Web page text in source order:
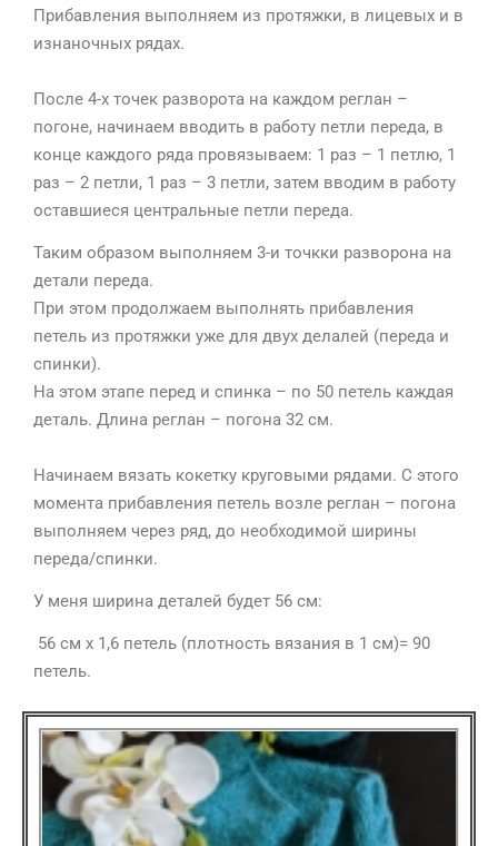
Прибавления выполняем из протяжки, в лицевых и в
изнаночных рядах.
После 4-х точек разворота на каждом реглан –
погоне, начинаем вводить в работу петли переда, в
конце каждого ряда провязываем: 1 раз – 1 петлю, 1
раз – 2 петли, 1 раз – 3 петли, затем вводим в работу
оставшиеся центральные петли переда.
Таким образом выполняем 3-и точкки разворона на
детали переда.
При этом продолжаем выполнять прибавления
петель из протяжки уже для двух делалей (переда и
спинки).
На этом этапе перед и спинка – по 50 петель каждая
деталь. Длина реглан – погона 32 см.
Начинаем вязать кокетку круговыми рядами. С этого
момента прибавления петель возле реглан – погона
выполняем через ряд, до необходимой ширины
переда/спинки.
У меня ширина деталей будет 56 см:
56 см х 1,6 петель (плотность вязания в 1 см)= 90
петель.